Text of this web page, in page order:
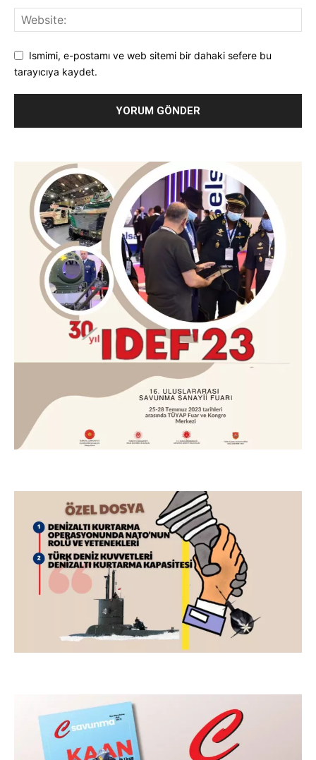
Ismimi, e-postamı ve web sitemi bir dahaki sefere bu
tarayıcıya kaydet.